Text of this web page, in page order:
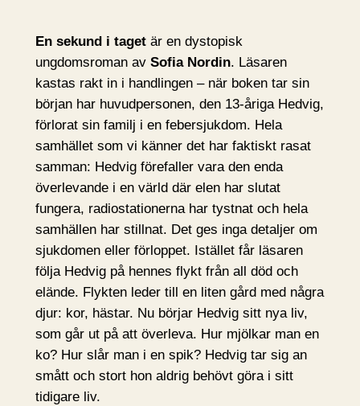
En sekund i tagetär en dystopisk
ungdomsroman av Sofia Nordin. Läsaren
kastas rakt in i handlingen – när boken tar sin
början har huvudpersonen, den 13-åriga Hedvig,
förlorat sin familj i en febersjukdom. Hela
samhället som vi känner det har faktiskt rasat
samman: Hedvig förefaller vara den enda
överlevande i en värld där elen har slutat
fungera, radiostationerna har tystnat och hela
samhällen har stillnat. Det ges inga detaljer om
sjukdomen eller förloppet. Istället får läsaren
följa Hedvig på hennes flykt från all död och
elände. Flykten leder till en liten gård med några
djur: kor, hästar. Nu börjar Hedvig sitt nya liv,
som går ut på att överleva. Hur mjölkar man en
ko? Hur slår man i en spik? Hedvig tar sig an
smått och stort hon aldrig behövt göra i sitt
tidigare liv.